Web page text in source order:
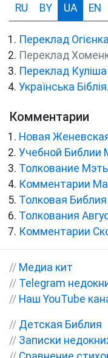
RU BY UA EN
Переклад Огієнка
Переклад
Переклад
Українська
Комментарии
Новая
Учебной Библии
Толкование
Комментарии
Толковая
Толкования
Комментарии
// Медиа кит
// Telegram
// Наш YouTube
// Детская Библия
// Записки